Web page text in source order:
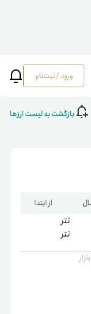
ورود / ثبت‌نام
بازگشت به لیست ارزها
از ابتدا
تتر
تتر